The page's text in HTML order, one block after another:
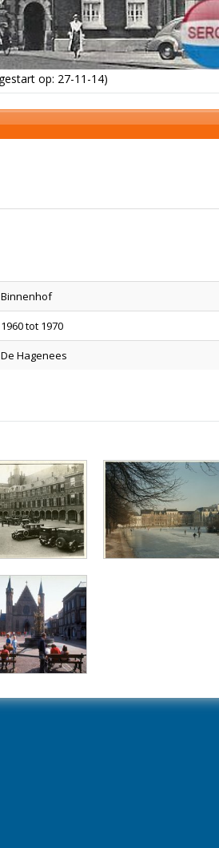
op: 27-11-14)
Binnenhof
1960 tot 1970
De Hagenees